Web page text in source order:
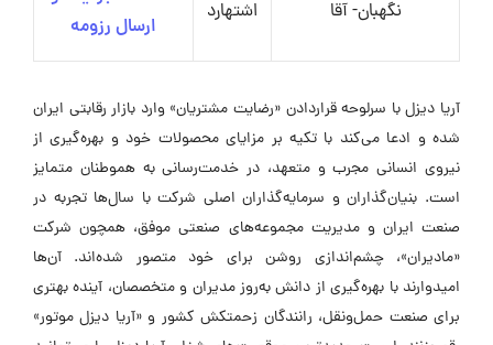
نگهبان- آقا اشتهارد
ارسال رزومه
آریا دیزل با سرلوحه قراردادن «رضایت مشتریان» وارد بازار رقابتی ایران
شده و ادعا می‌کند با تکیه بر مزایای محصولات خود و بهره‌گیری از
نیروی انسانی مجرب و متعهد، در خدمت‌رسانی به هموطنان متمایز
است. بنیان‌گذاران و سرمایه‌گذاران اصلی شرکت با سال‌ها تجربه در
صنعت ایران و مدیریت مجموعه‌های صنعتی موفق، همچون شرکت
«مادیران»، چشم‌اندازی روشن برای خود متصور شده‌اند. آن‌ها
امیدوارند با بهره‌گیری از دانش به‌روز مدیران و متخصصان، آینده بهتری
برای صنعت حمل‌ونقل، رانندگان زحمتکش کشور و «آریا دیزل موتور»